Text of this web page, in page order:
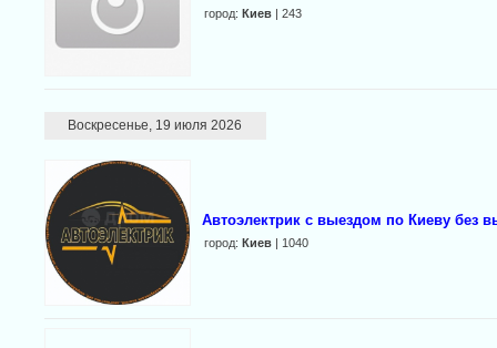
город: Киев | 243
Воскресенье, 19 июля 2026
Автоэлектрик с выездом по Киеву без
город: Киев | 1040